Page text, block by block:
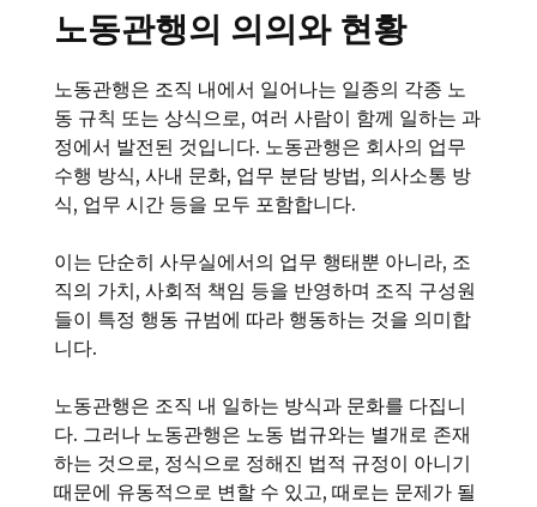
노동관행의 의의와 현황
노동관행은 조직 내에서 일어나는 일종의 각종 노
동 규칙 또는 상식으로, 여러 사람이 함께 일하는 과
정에서 발전된 것입니다. 노동관행은 회사의 업무
수행 방식, 사내 문화, 업무 분담 방법, 의사소통 방
식, 업무 시간 등을 모두 포함합니다.
이는 단순히 사무실에서의 업무 행태뿐 아니라, 조
직의 가치, 사회적 책임 등을 반영하며 조직 구성원
들이 특정 행동 규범에 따라 행동하는 것을 의미합
니다.
노동관행은 조직 내 일하는 방식과 문화를 다집니
다. 그러나 노동관행은 노동 법규와는 별개로 존재
하는 것으로, 정식으로 정해진 법적 규정이 아니기
때문에 유동적으로 변할 수 있고, 때로는 문제가 될